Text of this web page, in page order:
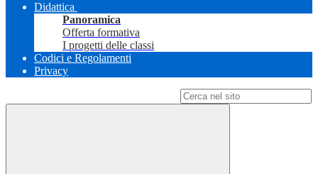
Didattica
Panoramica
Offerta formativa
I progetti delle classi
Codici e Regolamenti
Privacy